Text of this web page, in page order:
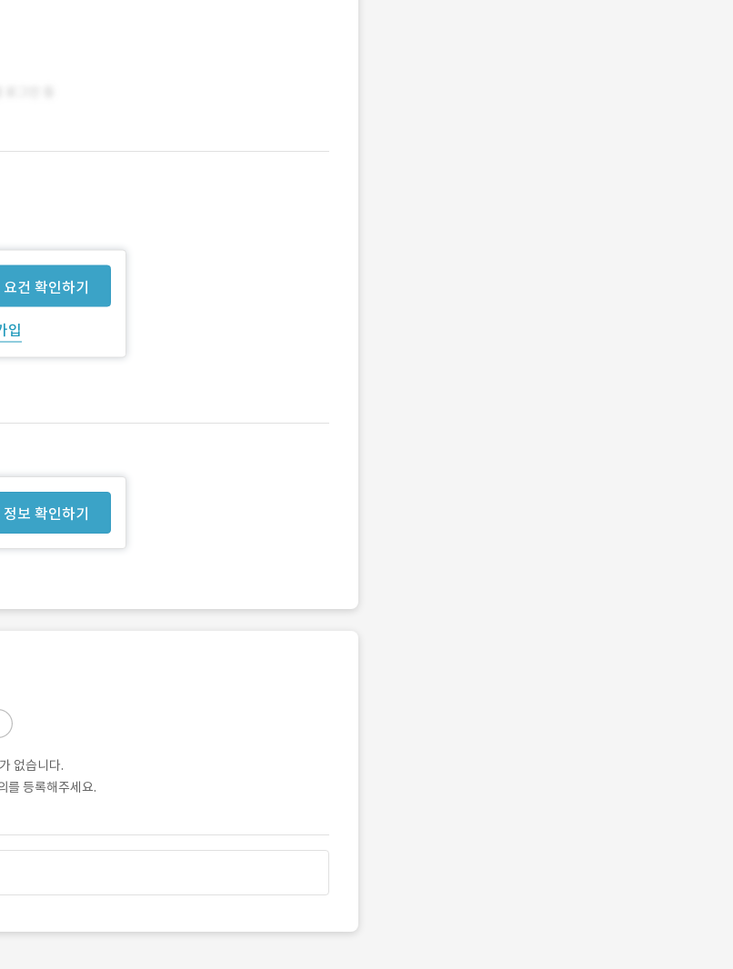
건 확인하기
입
보 확인하기
없습니다.
를 등록해주세요.